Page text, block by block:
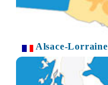
Alsace-Lorraine